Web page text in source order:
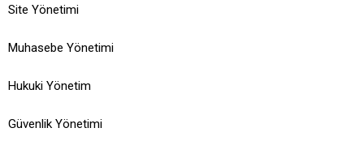
Site Yönetimi
Muhasebe Yönetimi
Hukuki Yönetim
Güvenlik Yönetimi